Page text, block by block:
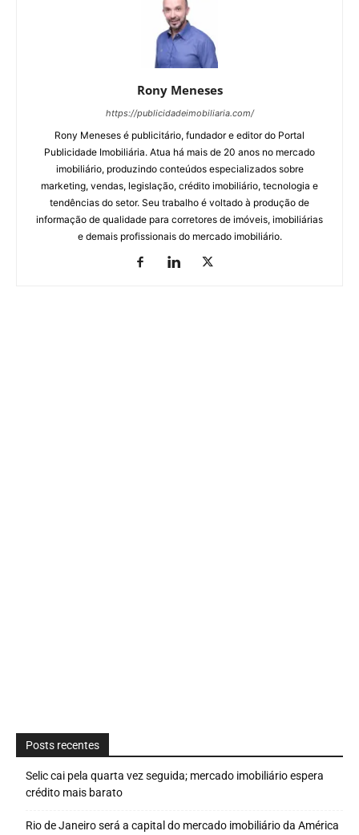
Rony Meneses
https://publicidadeimobiliaria.com/
Rony Meneses é publicitário, fundador e editor do Portal
Publicidade Imobiliária. Atua há mais de 20 anos no mercado
imobiliário, produzindo conteúdos especializados sobre
marketing, vendas, legislação, crédito imobiliário, tecnologia e
tendências do setor. Seu trabalho é voltado à produção de
informação de qualidade para corretores de imóveis, imobiliárias
e demais profissionais do mercado imobiliário.
Posts recentes
Selic cai pela quarta vez seguida; mercado imobiliário espera
crédito mais barato
Rio de Janeiro será a capital do mercado imobiliário da América